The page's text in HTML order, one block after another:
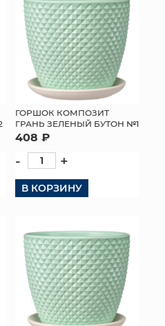
ГОРШОК КОМПОЗИТ
ГРАНЬ ЗЕЛЕНЫЙ БУТОН №1
408 ₽
- +
В КОРЗИНУ